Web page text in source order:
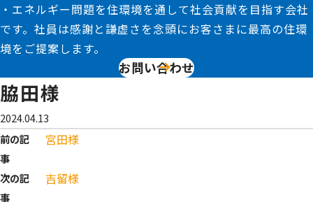
・エネルギー問題を住環境を通して社会貢献を目指す会社
です。社員は感謝と謙虚さを念頭にお客さまに最高の住環
境をご提案します。
お問い合わせ
脇田様
2024.04.13
前の記
事
宮田様
次の記
事
吉留様